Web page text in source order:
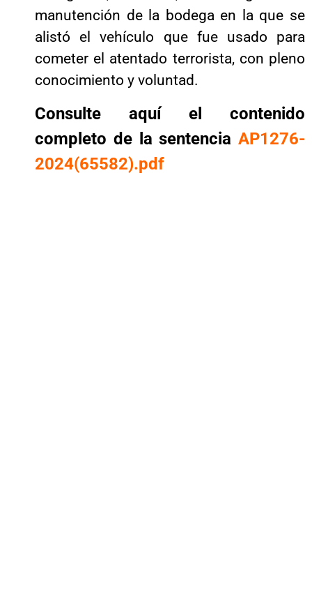
manutención de la bodega en la que se
alistó el vehículo que fue usado para
cometer el atentado terrorista, con pleno
conocimiento y voluntad.
Consulte aquí el contenido
completo de la sentencia AP1276-
2024(65582).pdf